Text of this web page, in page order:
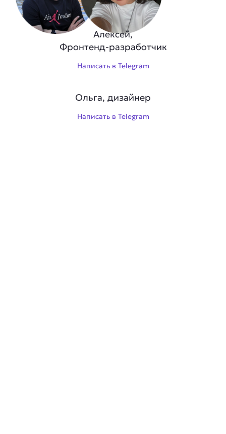
Алексей,
Фронтенд-разработчик
Написать в Telegram
Ольга, дизайнер
Написать в Telegram